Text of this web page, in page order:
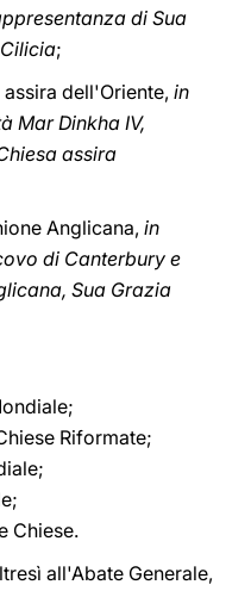
di Sua
;
dell'Oriente, in
Mar Dinkha IV,
assira
Anglicana, in
di Canterbury e
Sua Grazia
Riformate;
Chiese.
all'Abate Generale,